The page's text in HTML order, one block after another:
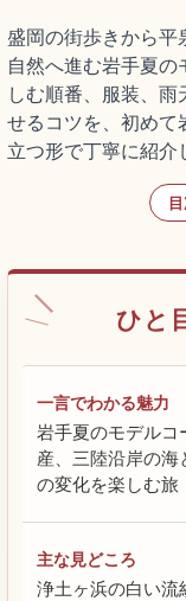
盛岡の街歩きから
自然へ進む岩手夏
しむ順番、服装、
せるコツを、初めて
立つ形で丁寧に紹介
ひと
一言でわかる魅力
岩手夏のモデルコ
産、三陸沿岸の
の変化を楽しむ旅
主な見どころ
浄土ヶ浜の白い流